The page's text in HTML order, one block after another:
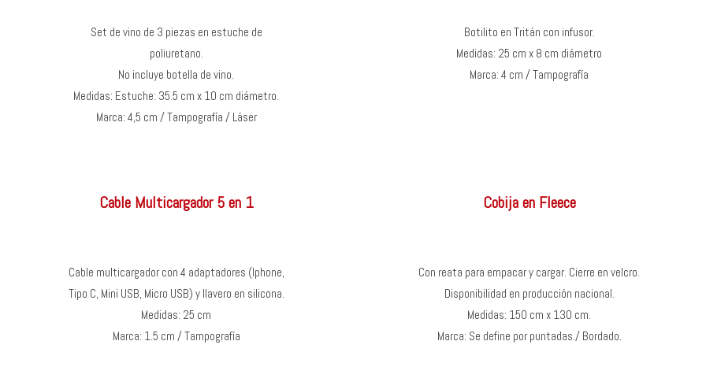
Set de vino de 3 piezas en estuche de
poliuretano.
No incluye botella de vino.
Medidas: Estuche: 35.5 cm x 10 cm diámetro.
Marca: 4,5 cm / Tampografía / Láser
Botilito en Tritán con infusor.
Medidas: 25 cm x 8 cm diámetro
Marca: 4 cm / Tampografía
Cable Multicargador 5 en 1
Cable multicargador con 4 adaptadores (Iphone,
Tipo C, Mini USB, Micro USB) y llavero en silicona.
Medidas: 25 cm
Marca: 1.5 cm / Tampografía
Cobija en Fleece
Con reata para empacar y cargar. Cierre en velcro.
Disponibilidad en producción nacional.
Medidas: 150 cm x 130 cm.
Marca: Se define por puntadas./ Bordado.